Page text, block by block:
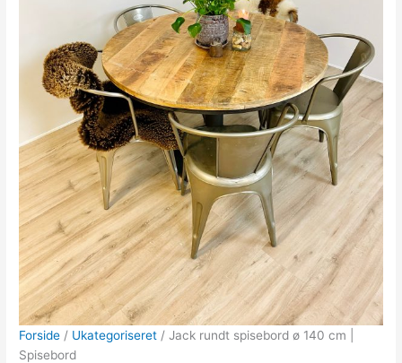
Forside / Ukategoriseret / Jack rundt spisebord ø 140 cm |
Spisebord